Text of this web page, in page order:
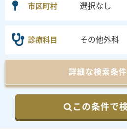
市区町村 選択なし
診療科目 その他外科
詳細な検索条
この条件で